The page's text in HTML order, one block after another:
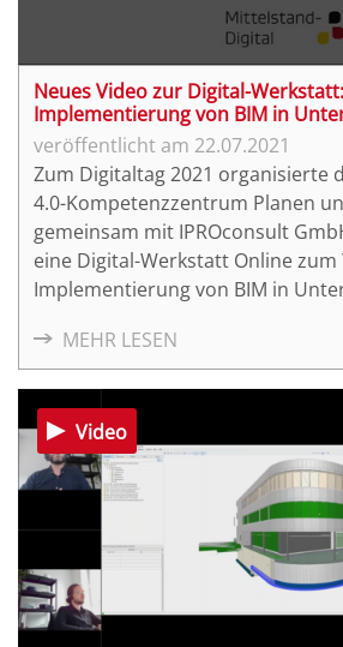
Neues Video zur Digital-Werkstatt:
Implementierung von BIM in
22.07.2021
Zum Digitaltag 2021 organisierte
4.0-Kompetenzzentrum Planen
gemeinsam mit IPROconsult
eine Digital-Werkstatt Online zum Thema:
Implementierung von BIM in
MEHR LESEN
Video